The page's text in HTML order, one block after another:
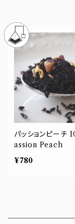
パッションピー
assion Peach
¥780